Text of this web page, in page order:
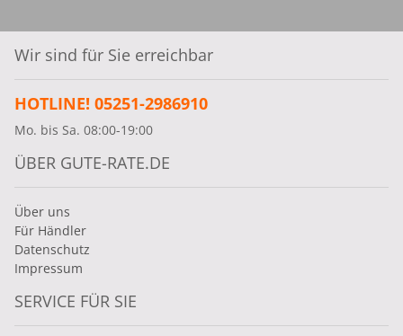
Wir sind für Sie erreichbar
HOTLINE! 05251-2986910
Mo. bis Sa. 08:00-19:00
ÜBER GUTE-RATE.DE
Über uns
Für Händler
Datenschutz
Impressum
SERVICE FÜR SIE